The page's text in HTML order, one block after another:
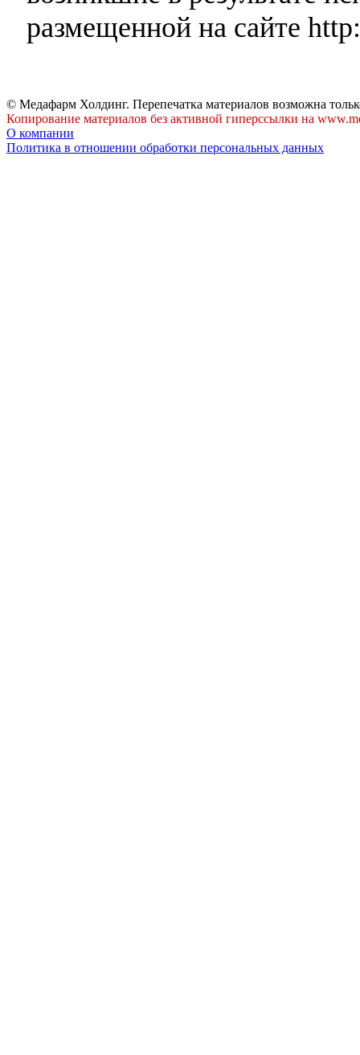
размещенной на сайте
© Медафарм Холдинг. Перепечатка материалов возможна
Копирование материалов без активной гиперссылки на
О компании
Политика в отношении обработки персональных данных